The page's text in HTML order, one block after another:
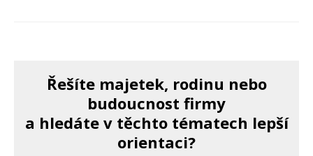
Řešíte majetek, rodinu nebo
budoucnost firmy
a hledáte v těchto tématech lepší
orientaci?